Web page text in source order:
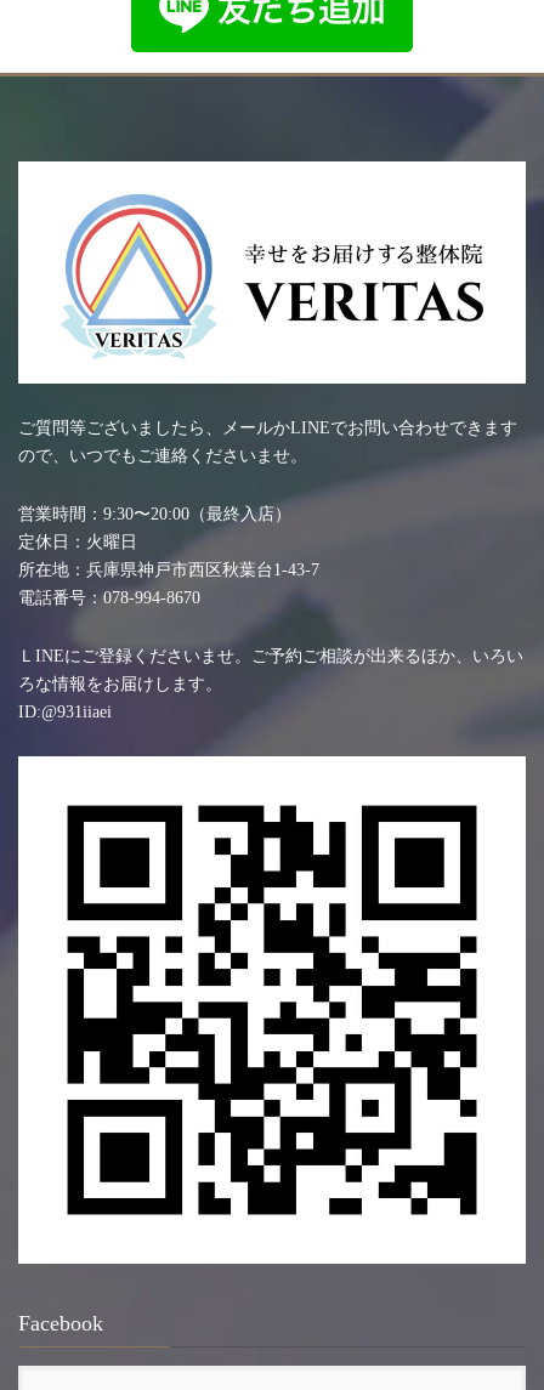
ご質問等ございましたら、メールかLINEでお問い合わせできます
ので、いつでもご連絡くださいませ。
営業時間：9:30〜20:00（最終入店）
定休日：火曜日
所在地：兵庫県神戸市西区秋葉台1-43-7
電話番号：078-994-8670
ＬINEにご登録くださいませ。ご予約ご相談が出来るほか、いろい
ろな情報をお届けします。
ID:@931iiaei
Facebook